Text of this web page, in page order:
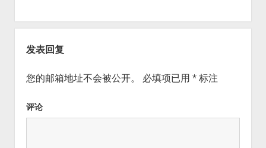
发表回复
您的邮箱地址不会被公开。 必填项已用 *标注
评论